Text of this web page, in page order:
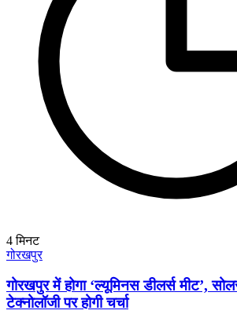
4मिनट
गोरखपुर
गोरखपुर में होगा ‘ल्यूमिनस डीलर्स मीट’,
टेक्नोलॉजी पर होगी चर्चा